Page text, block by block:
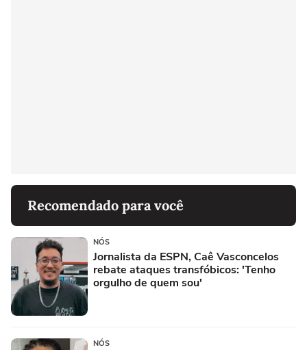
Recomendado para você
NÓS
Jornalista da ESPN, Caê Vasconcelos
rebate ataques transfóbicos: 'Tenho
orgulho de quem sou'
NÓS